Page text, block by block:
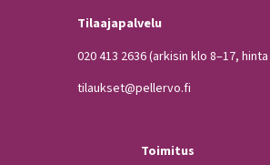
Tilaajapalvelu
020 413 2636(arkisin klo 8–17,
tilaukset@pellervo.fi
Toimitus